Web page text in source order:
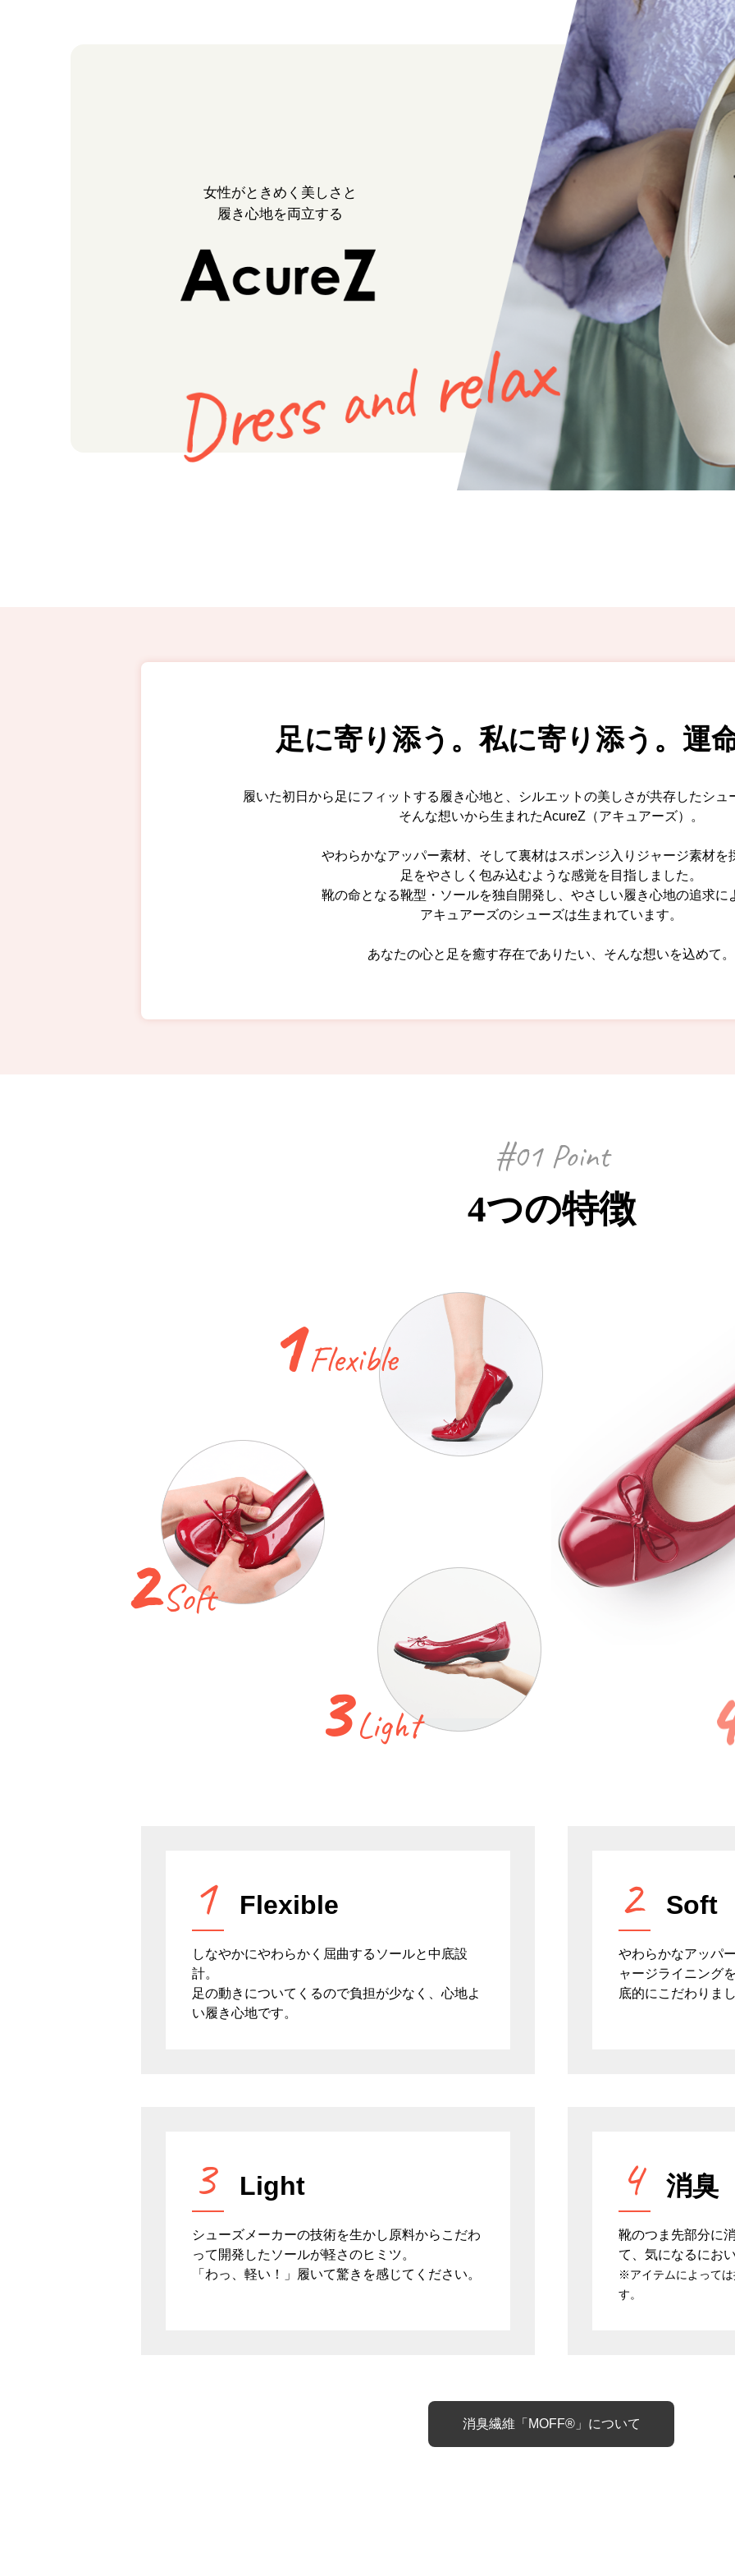
女性がときめく美しさと
履き心地を両立する
足に寄り添う。私に寄り添う。 運
履いた初日から足にフィットする履き心地と、シルエットの美しさが共存したシュ
そんな想いから生まれたAcureZ（アキュアーズ）。
やわらかなアッパー素材、そして裏材はスポンジ入りジャージ素材を
足をやさしく包み込むような感覚を目指しました。
靴の命となる靴型・ソールを独自開発し、やさしい履き心地の追求に
アキュアーズのシューズは生まれています。
あなたの心と足を癒す存在でありたい、そんな想いを込めて。
#01 Point
4つの特徴
1 Flexible
2Soft
3 Light
1 Flexible
しなやかにやわらかく屈曲するソールと中底設
計。
足の動きについてくるので負担が少なく、心地よ
い履き心地です。
2 Soft
やわらかなアッパ
ャージライニング
底的にこだわりま
3 Light
シューズメーカーの技術を生かし原料からこだわ
って開発したソールが軽さのヒミツ。
「わっ、軽い！」履いて驚きを感じてください。
4 消臭
靴のつま先部分に
て、気になるにお
※アイテムによって
す。
消臭繊維「MOFF®」について